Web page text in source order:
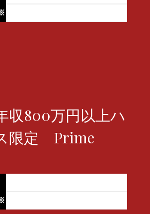
収800万円以上ハ
限定 Prime